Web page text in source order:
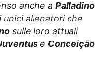
anche a Palladino
unici allenatori che
sulle loro attuali
e Conceição